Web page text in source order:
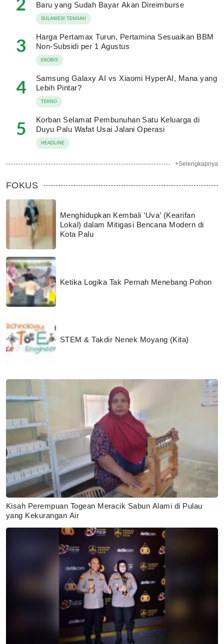
Baru yang Sudah Bayar Akan Direimburse
SULAWESI TENGAH
3
Harga Pertamax Turun, Pertamina Sesuaikan BBM
Non-Subsidi per 1 Agustus
EKOBIS
4
Samsung Galaxy AI vs Xiaomi HyperAI, Mana yang
Lebih Pintar?
TEKNO
5
Korban Selamat Pembunuhan Satu Keluarga di
Duyu Palu Wafat Usai Jalani Operasi
HEADLINE
+Selengkapnya
FOKUS
Menghidupkan Kembali ‘Uva’ (Kearifan
Lokal) dalam Mitigasi Bencana Modern di
Kota Palu
Ketika Logika Tak Pernah Menebang Pohon
STEM & Takdir Nenek Moyang (Kita)
Kisah Perempuan Togean Meracik Sabun Alami di Pulau
yang Kekurangan Air